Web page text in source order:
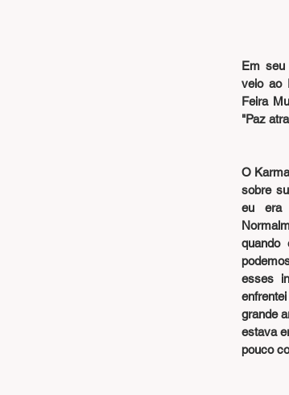
Em seu
veio ao
Feira
"Paz
O
sobre
eu era
esses
grande
estava
pouco